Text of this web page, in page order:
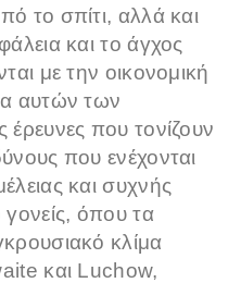
το σπίτι, αλλά και
και το άγχος
με την οικονομική
αυτών των
έρευνες που τονίζουν
που ενέχονται
και συχνής
όπου τα
κλίμα
και Luchow,